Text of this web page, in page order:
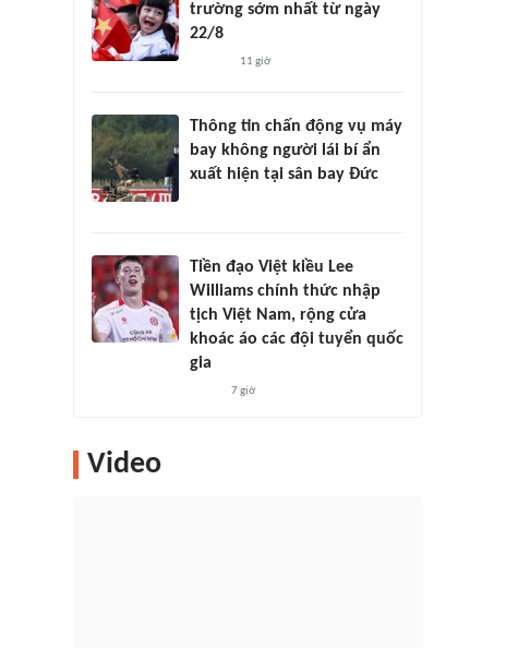
trường sớm nhất từ ngày
22/8
11 giờ
Thông tin chấn động vụ máy
bay không người lái bí ẩn
xuất hiện tại sân bay Đức
Tiền đạo Việt kiều Lee
Williams chính thức nhập
tịch Việt Nam, rộng cửa
khoác áo các đội tuyển quốc
gia
7 giờ
Video